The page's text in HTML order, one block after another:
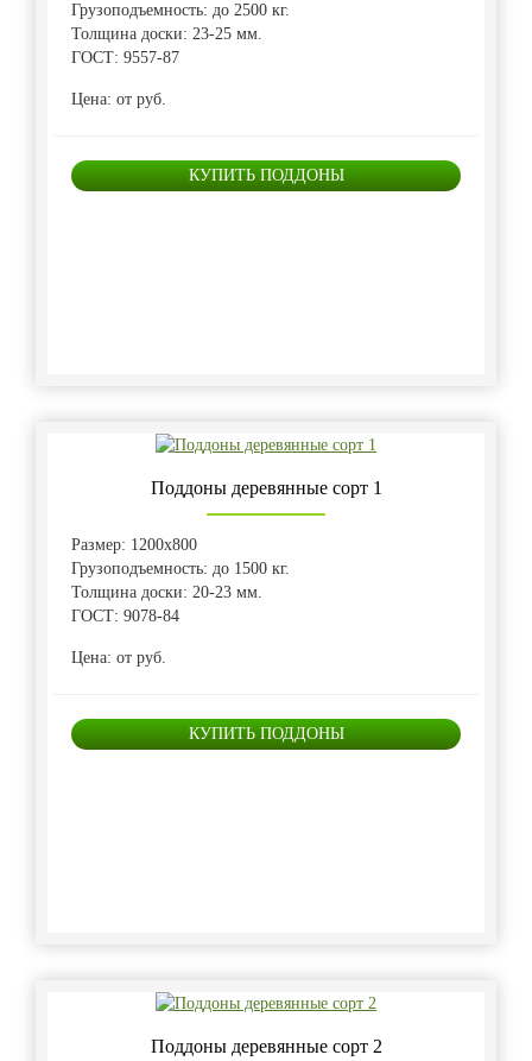
Грузоподъемность: до 2500 кг.
Толщина доски: 23-25 мм.
ГОСТ: 9557-87
Цена: от руб.
КУПИТЬ ПОДДОНЫ
Поддоны деревянные сорт 1
Размер: 1200х800
Грузоподъемность: до 1500 кг.
Толщина доски: 20-23 мм.
ГОСТ: 9078-84
Цена: от руб.
КУПИТЬ ПОДДОНЫ
Поддоны деревянные сорт 2